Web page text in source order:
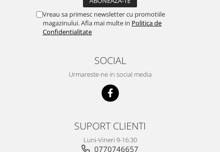
Vreau sa primesc newsletter cu promotiile
magazinului. Afla mai multe in Politica de
Confidentialitate
SOCIAL
Urmareste-ne in social media
SUPORT CLIENTI
Luni-Vineri 9-16:30
0770746657